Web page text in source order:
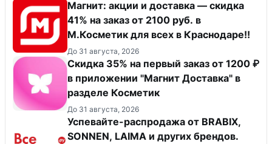
Магнит: акции и доставка — скидка
41% на заказ от 2100 руб. в
М.Косметик для всех в Краснодаре!!
До 31 августа, 2026
​Скидка 35% на первый заказ от 1200 ₽
в приложении "Магнит Доставка"​ в
разделе Косметик
До 31 августа, 2026
Успевайте-распродажа от BRABIX,
SONNEN, LAIMA и других брендов.